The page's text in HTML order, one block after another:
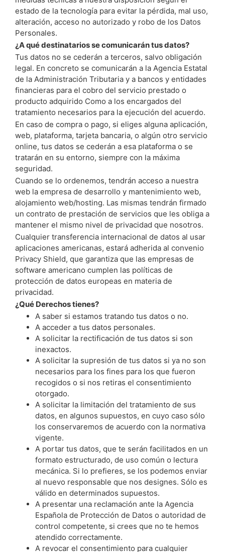
estado de la tecnología para evitar la pérdida, mal uso,
alteración, acceso no autorizado y robo de los Datos
Personales.
¿A qué destinatarios se comunicarán tus datos?
Tus datos no se cederán a terceros, salvo obligación
legal. En concreto se comunicarán a la Agencia Estatal
de la Administración Tributaria y a bancos y entidades
financieras para el cobro del servicio prestado o
producto adquirido Como a los encargados del
tratamiento necesarios para la ejecución del acuerdo.
En caso de compra o pago, si eliges alguna aplicación,
web, plataforma, tarjeta bancaria, o algún otro servicio
online, tus datos se cederán a esa plataforma o se
tratarán en su entorno, siempre con la máxima
seguridad.
Cuando se lo ordenemos, tendrán acceso a nuestra
web la empresa de desarrollo y mantenimiento web,
alojamiento web/hosting. Las mismas tendrán firmado
un contrato de prestación de servicios que les obliga a
mantener el mismo nivel de privacidad que nosotros.
Cualquier transferencia internacional de datos al usar
aplicaciones americanas, estará adherida al convenio
Privacy Shield, que garantiza que las empresas de
software americano cumplen las políticas de
protección de datos europeas en materia de
privacidad.
¿Qué Derechos tienes?
A saber si estamos tratando tus datos o no.
A acceder a tus datos personales.
A solicitar la rectificación de tus datos si son
inexactos.
A solicitar la supresión de tus datos si ya no son
necesarios para los fines para los que fueron
recogidos o si nos retiras el consentimiento
otorgado.
A solicitar la limitación del tratamiento de sus
datos, en algunos supuestos, en cuyo caso sólo
los conservaremos de acuerdo con la normativa
vigente.
A portar tus datos, que te serán facilitados en un
formato estructurado, de uso común o lectura
mecánica. Si lo prefieres, se los podemos enviar
al nuevo responsable que nos designes. Sólo es
válido en determinados supuestos.
A presentar una reclamación ante la Agencia
Española de Protección de Datos o autoridad de
control competente, si crees que no te hemos
atendido correctamente.
A revocar el consentimiento para cualquier